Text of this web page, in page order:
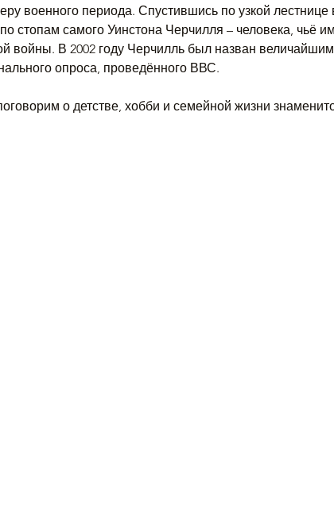
военного периода. Спустившись по узкой
стопам самого Уинстона Черчилля – человека, чьё
войны. В 2002 году Черчилль был назван
опроса, проведённого ВВС.
о детстве, хобби и семейной жизни